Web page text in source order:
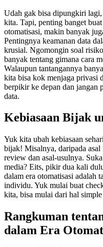
Udah gak bisa dipungkiri
kita. Tapi, penting banget
otomatisasi, makin banyak
Pentingnya keamanan data
krusial. Ngomongin soal
banyak tentang gimana cara
Walaupun tantangannya
kita bisa kok menjaga privasi
berpikir ke depan dan jangan
data.
Kebiasaan Bijak
Yuk kita ubah kebiasaan
bijak! Misalnya, daripada
review dan asal-usulnya.
media? Eits, pikir dua kali
dalam era otomatisasi adalah
individu. Yuk mulai buat
kita, bisa mulai dari hal
Rangkuman
dalam Era